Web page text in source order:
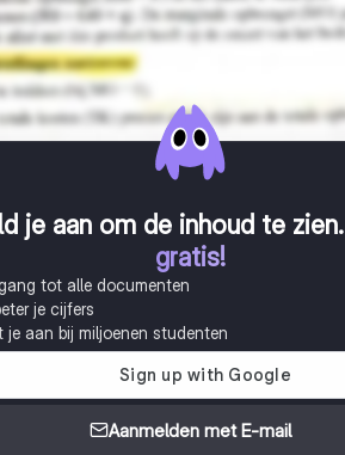
je aan om de inhoud te zien.
gratis!
tot alle documenten
je cijfers
je aan bij miljoenen studenten
Aanmelden met E-mail